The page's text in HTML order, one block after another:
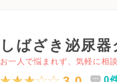
しばざき泌尿器
お一人で悩まれず、気軽に相